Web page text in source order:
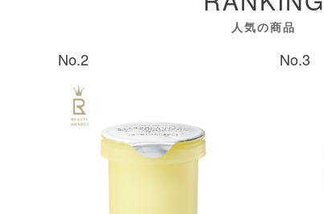
人気の商品
No.2 No.3